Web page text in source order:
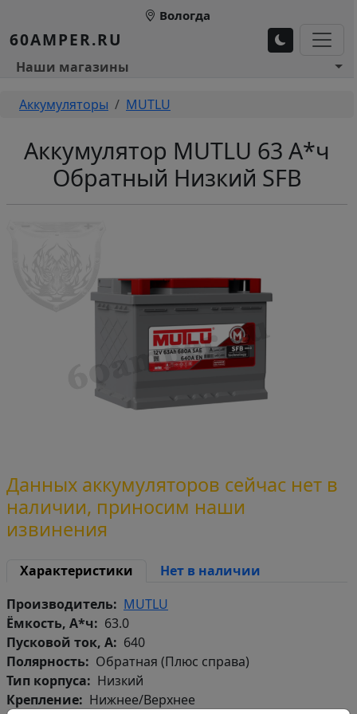
Перейти к основному содержанию
Вологда
60AMPER.RU
Основное меню 1
Наши магазины
Строка навигации
Аккумуляторы MUTLU
Аккумулятор MUTLU 63 А*ч
Обратный Низкий SFB
Данных аккумуляторов сейчас нет в
наличии, приносим наши
извинения
Характеристики
Нет в наличии
Производитель
MUTLU
Ёмкость, А*ч
63.0
Пусковой ток, А
640
Полярность
Обратная (Плюс справа)
Тип корпуса
Низкий
Крепление
Нижнее/Верхнее